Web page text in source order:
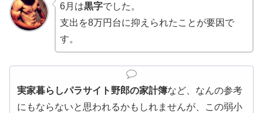
6月は黒字でした。
支出を8万円台に抑えられたことが要因で
す。
実家暮らしパラサイト野郎の家計簿など、なんの参考
にもならないと思われるかもしれませんが、この弱小